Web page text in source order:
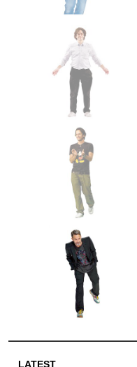
LATEST